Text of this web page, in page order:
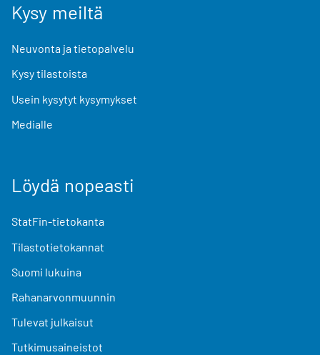
Kysy meiltä
Neuvonta ja tietopalvelu
Kysy tilastoista
Usein kysytyt kysymykset
Medialle
Löydä nopeasti
StatFin-tietokanta
Tilastotietokannat
Suomi lukuina
Rahanarvonmuunnin
Tulevat julkaisut
Tutkimusaineistot